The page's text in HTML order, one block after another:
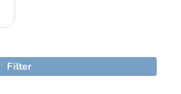
Filter